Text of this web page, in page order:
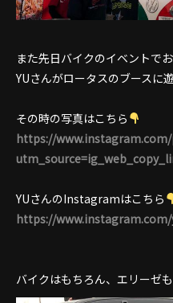
また先日バイクのイベントで
YUさんがロータスのブースに
その時の写真はこちら
https://www.instagram.com/
YUさんのInstagramはこちら
https://www.instagram.com/
バイクはもちろん、エリーゼ